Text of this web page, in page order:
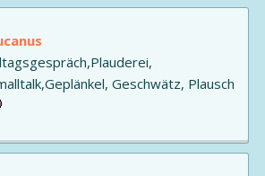
Geschwätz, Plausch